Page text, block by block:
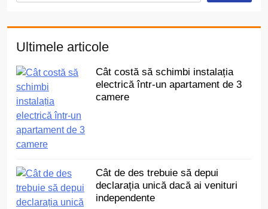
Ultimele articole
Cât costă să schimbi instalația
electrică într-un apartament de 3
camere
Cât de des trebuie să depui
declarația unică dacă ai venituri
independente